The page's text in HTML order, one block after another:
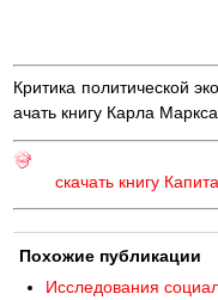
Критика политической
ачать книгу Карла
скачать книгу
Похожие публикации
Исследования